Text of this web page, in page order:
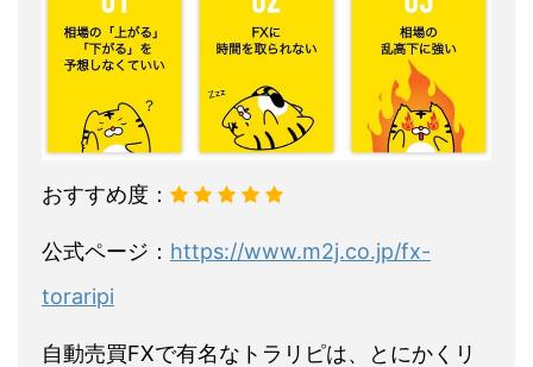
おすすめ度：
公式ページ： https://www.m2j.co.jp/fx-
toraripi
自動売買FXで有名なトラリピは、とにかくリ